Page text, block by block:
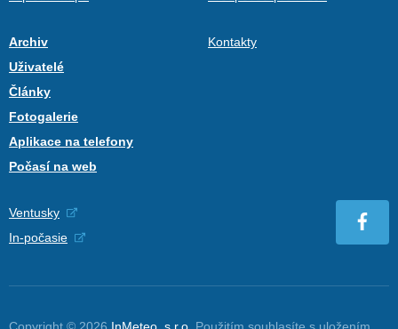
Archiv
Uživatelé
Články
Fotogalerie
Aplikace na telefony
Počasí na web
Kontakty
Ventusky
In-počasie
Copyright © 2026 InMeteo, s.r.o. Použitím souhlasíte s uložením